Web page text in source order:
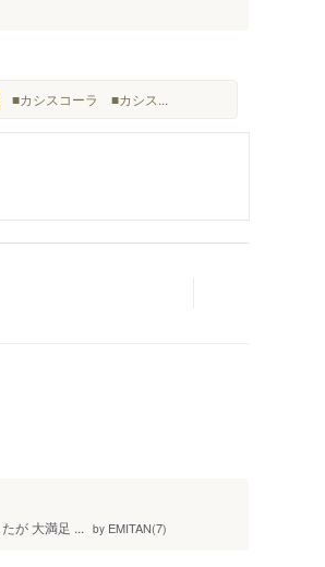
■カシスコーラ ■カシス...
が 大満足 ... by EMITAN(7)